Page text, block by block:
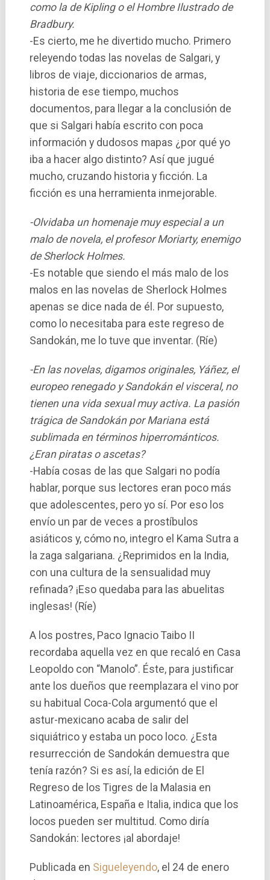
como la de Kipling o el Hombre Ilustrado de
Bradbury.
-Es cierto, me he divertido mucho. Primero
releyendo todas las novelas de Salgari, y
libros de viaje, diccionarios de armas,
historia de ese tiempo, muchos
documentos, para llegar a la conclusión de
que si Salgari habí­a escrito con poca
información y dudosos mapas ¿por qué yo
iba a hacer algo distinto? Así­ que jugué
mucho, cruzando historia y ficción. La
ficción es una herramienta inmejorable.
-Olvidaba un homenaje muy especial a un
malo de novela, el profesor Moriarty, enemigo
de Sherlock Holmes.
-Es notable que siendo el más malo de los
malos en las novelas de Sherlock Holmes
apenas se dice nada de él. Por supuesto,
como lo necesitaba para este regreso de
Sandokán, me lo tuve que inventar. (Rí­e)
-En las novelas, digamos originales, Yáñez, el
europeo renegado y Sandokán el visceral, no
tienen una vida sexual muy activa. La pasión
trágica de Sandokán por Mariana está
sublimada en términos hiperrománticos.
¿Eran piratas o ascetas?
-Habí­a cosas de las que Salgari no podí­a
hablar, porque sus lectores eran poco más
que adolescentes, pero yo sí­. Por eso los
enví­o un par de veces a prostí­bulos
asiáticos y, cómo no, integro el Kama Sutra a
la zaga salgariana. ¿Reprimidos en la India,
con una cultura de la sensualidad muy
refinada? ¡Eso quedaba para las abuelitas
inglesas! (Rí­e)
A los postres, Paco Ignacio Taibo II
recordaba aquella vez en que recaló en Casa
Leopoldo con “Manolo”. Éste, para justificar
ante los dueños que reemplazara el vino por
su habitual Coca-Cola argumentó que el
astur-mexicano acaba de salir del
siquiátrico y estaba un poco loco. ¿Esta
resurrección de Sandokán demuestra que
tení­a razón? Si es así­, la edición de El
Regreso de los Tigres de la Malasia en
Latinoamérica, España e Italia, indica que los
locos pueden ser multitud. Como dirí­a
Sandokán: lectores ¡al abordaje!
Publicada en Sigueleyendo, el 24 de enero